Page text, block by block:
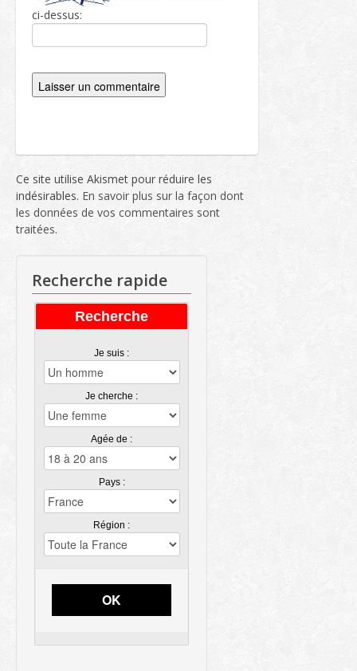
ci-dessus:
Ce site utilise Akismet pour réduire les
indésirables. En savoir plus sur la façon dont
les données de vos commentaires sont
traitées.
Recherche rapide
Recherche
Je suis :
Je cherche :
Agée de :
Pays :
Région :
OK